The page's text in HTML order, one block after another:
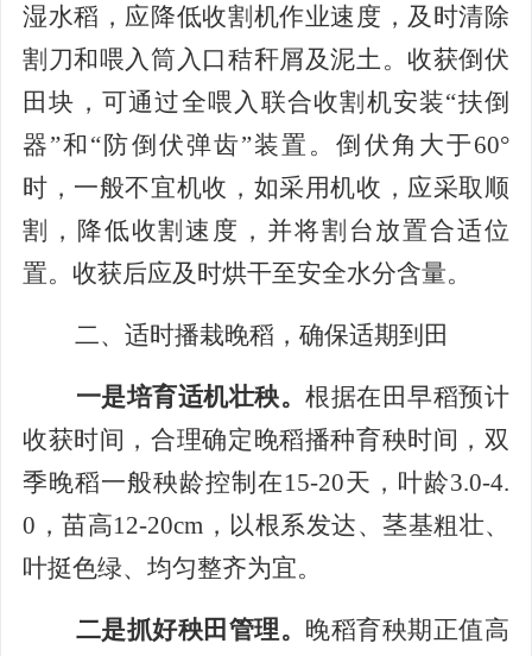
湿水稻，应降低收割机作业速度，及时清除
割刀和喂入筒入口秸秆屑及泥土。收获倒伏
田块，可通过全喂入联合收割机安装“扶倒
器”和“防倒伏弹齿”装置。倒伏角大于60°
时， 一般不宜机收，如采用机收，应采取顺
割，降低收割速度，并将割台放置合适位
置。 收获后应及时烘干至安全水分含量。
二、适时播栽晚稻，确保适期到田
一是培育适机壮秧。根据在田早稻预计
收获时间，合理确定晚稻播种育秧时间，双
季晚稻一般秧龄控制在15-20天，叶龄3.0-4.
0 ，苗高12-20cm ，以根系发达、茎基粗壮、
叶挺色绿、均匀整齐为宜。
二是抓好秧田管理。 晚稻育秧期正值高